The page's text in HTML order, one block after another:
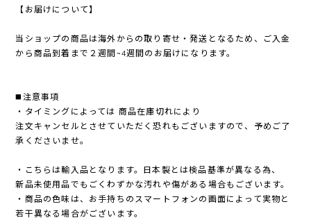
【お届けについて】
当ショップの商品は海外からの取り寄せ・発送となるため、ご入金
から商品到着まで２週間~4週間のお届けになります。
◼️注意事項
・タイミングによっては 商品在庫切れにより
注文キャンセルとさせていただく恐れもございますので、予めご了
承くださいませ。
・こちらは輸入品となります。日本製とは検品基準が異なる為、
新品未使用品でもごくわずかな汚れや傷がある場合もございます。
・商品の色味は、お手持ちのスマートフォンの画面によって実物と
若干異なる場合がございます。